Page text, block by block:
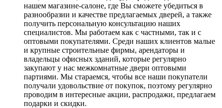
нашем магазине-салоне, где Вы сможете убедиться в
разнообразии и качестве предлагаемых дверей, а также
получить персональную консультацию наших
специалистов. Мы работаем как с частными, так и с
оптовыми покупателями. Среди наших клиентов малые
и крупные строительные фирмы, арендаторы и
владельцы офисных зданий, которые регулярно
закупают у нас межкомнатные двери оптовыми
партиями. Мы стараемся, чтобы все наши покупатели
получали удовольствие от покупок, поэтому регулярно
проводим в интересные акции, распродажи, предлагаем
подарки и скидки.